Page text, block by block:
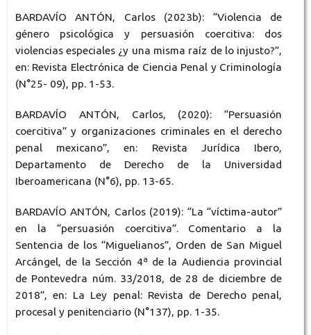
BARDAVÍO ANTÓN, Carlos (2023b): “Violencia de
género psicológica y persuasión coercitiva: dos
violencias especiales ¿y una misma raíz de lo injusto?”,
en: Revista Electrónica de Ciencia Penal y Criminología
(N°25- 09), pp. 1-53.
BARDAVÍO ANTÓN, Carlos, (2020): “Persuasión
coercitiva” y organizaciones criminales en el derecho
penal mexicano”, en: Revista Jurídica Ibero,
Departamento de Derecho de la Universidad
Iberoamericana (N°6), pp. 13-65.
BARDAVÍO ANTÓN, Carlos (2019): “La “víctima-autor”
en la “persuasión coercitiva”. Comentario a la
Sentencia de los “Miguelianos”, Orden de San Miguel
Arcángel, de la Sección 4ª de la Audiencia provincial
de Pontevedra núm. 33/2018, de 28 de diciembre de
2018”, en: La Ley penal: Revista de Derecho penal,
procesal y penitenciario (N°137), pp. 1-35.